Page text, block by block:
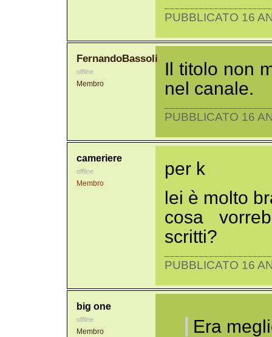
PUBBLICATO 16
FernandoBassoli
offline
Membro
Il titolo non
nel canale.
PUBBLICATO 16
cameriere
offline
Membro
per k
lei è molto
cosa
scritti?
PUBBLICATO 16
big one
offline
Membro
Era